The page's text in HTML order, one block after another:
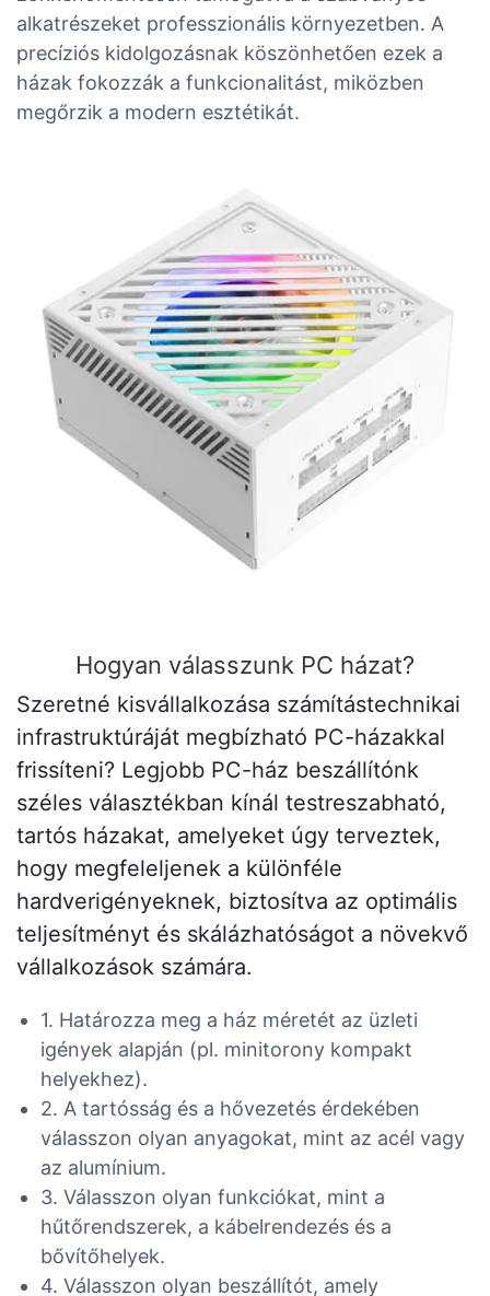
alkatrészeket professzionális környezetben. A
precíziós kidolgozásnak köszönhetően ezek a
házak fokozzák a funkcionalitást, miközben
megőrzik a modern esztétikát.
Hogyan válasszunk PC házat?
Szeretné kisvállalkozása számítástechnikai
infrastruktúráját megbízható PC-házakkal
frissíteni? Legjobb PC-ház beszállítónk
széles választékban kínál testreszabható,
tartós házakat, amelyeket úgy terveztek,
hogy megfeleljenek a különféle
hardverigényeknek, biztosítva az optimális
teljesítményt és skálázhatóságot a növekvő
vállalkozások számára.
1. Határozza meg a ház méretét az üzleti
igények alapján (pl. minitorony kompakt
helyekhez).
2. A tartósság és a hővezetés érdekében
válasszon olyan anyagokat, mint az acél vagy
az alumínium.
3. Válasszon olyan funkciókat, mint a
hűtőrendszerek, a kábelrendezés és a
bővítőhelyek.
4. Válasszon olyan beszállítót, amely